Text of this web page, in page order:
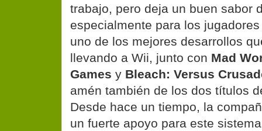
trabajo, pero deja un buen sabor
especialmente para los
uno de los mejores desarrollos
llevando a Wii, junto con Mad
Games y Bleach: Versus
amén también de los dos títulos
Desde hace un tiempo, la
un fuerte apoyo para este